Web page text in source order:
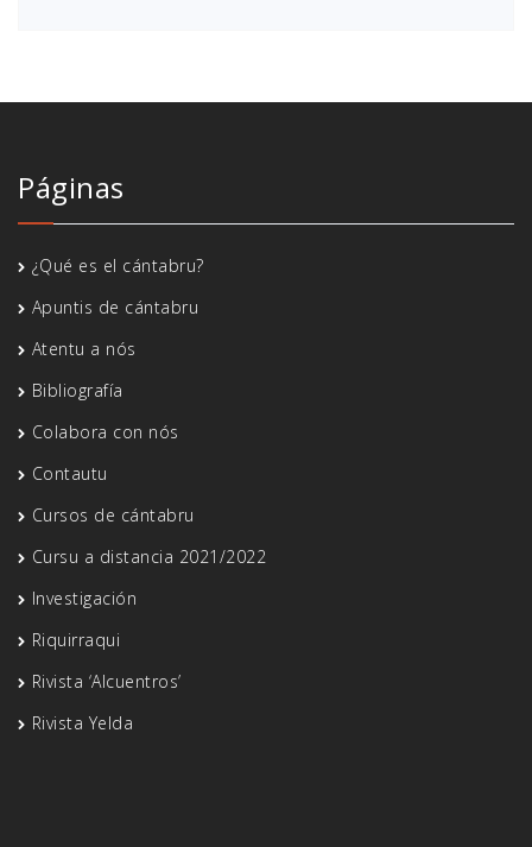
Páginas
¿Qué es el cántabru?
Apuntis de cántabru
Atentu a nós
Bibliografía
Colabora con nós
Contautu
Cursos de cántabru
Cursu a distancia 2021/2022
Investigación
Riquirraqui
Rivista ‘Alcuentros’
Rivista Yelda